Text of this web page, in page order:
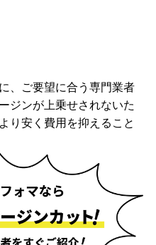
、ご要望に合う専門業者
ジンが上乗せされないた
り安く費用を抑えること